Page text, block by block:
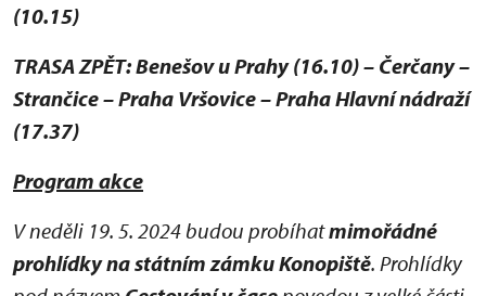
(10.15)
TRASA ZPĚT: Benešov u Prahy (16.10) – Čerčany –
Strančice – Praha Vršovice – Praha Hlavní nádraží
(17.37)
Program akce
V neděli 19. 5. 2024 budou probíhatmimořádné
prohlídky na státním zámku Konopiště. Prohlídky